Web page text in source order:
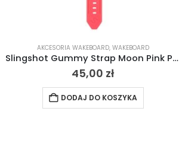
AKCESORIA WAKEBOARD, WAKEBOARD
Slingshot Gummy Strap Moon Pink Punch – różowe uderzenie 2024
45,00 zł
DODAJ DO KOSZYKA